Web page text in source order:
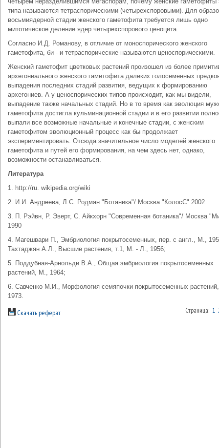
типа называются тетраспорическими (четырехспоровыми). Для
восьмиядерной стадии женского гаметофита требуется лишь одно
митотическое деление ядер четырехспорового ценоцита.
Согласно И.Д. Романову, в отличие от моноспорического женского
гаметофита, би - и тетраспорические называются ценоспорическими.
Женский гаметофит цветковых растений произошел из более
архегониального женского гаметофита далеких голосеменных
выпадения последних стадий развития, ведущих к формированию
архегониев. А у ценоспорических типов происходит, как мы видели,
выпадение также начальных стадий. Но в то время как эволюция
гаметофита достигла кульминационной стадии и в его развитии
выпали все возможные начальные и конечные стадии, с женским
гаметофитом эволюционный процесс как бы продолжает
экспериментировать. Отсюда значительное число моделей женского
гаметофита и путей его формирования, на чем здесь нет, однако,
возможности останавливаться.
Литература
1. http://ru. wikipedia.org/wiki
2. И.И. Андреева, Л.С. Родман "Ботаника"/ Москва "КолосС" 2002
3. П. Рэйвн, Р. Эверт, С. Айкхорн "Современная ботаника"/ Москва
1990
4. Магешвари П., Эмбриология покрытосеменных, пер. с англ., М.,
Тахтаджян А.Л., Высшие растения, т.1, М. - Л., 1956;
5. Поддубная-Арнольди В.А., Общая эмбриология покрытосеменных
растений, М., 1964;
6. Савченко М.И., Морфология семяпочки покрытосеменных
1973.
Скачать реферат Страница: 1